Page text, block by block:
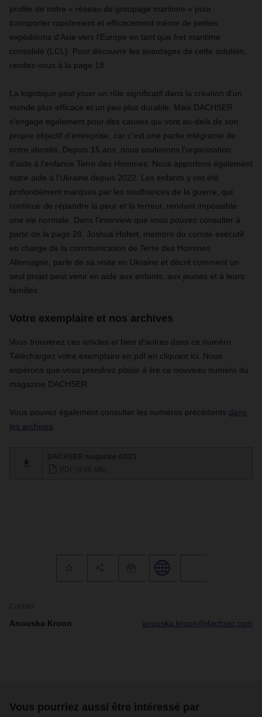
profite de notre « réseau de groupage maritime » pour
transporter rapidement et efficacement même de petites
expéditions d'Asie vers l'Europe en tant que fret maritime
consolidé (LCL). Pour découvrir les avantages de cette solution,
rendez-vous à la page 18.
La logistique peut jouer un rôle significatif dans la création d'un
monde plus efficace et un peu plus durable. Mais DACHSER
s'engage également pour des causes qui vont au-delà de son
propre objectif d'entreprise, car c'est une partie intégrante de
notre identité. Depuis 15 ans, nous soutenons l'organisation
d'aide à l'enfance Terre des Hommes. Nous apportons également
notre aide à l’Ukraine depuis 2022. Les enfants y ont été
profondément marqués par les souffrances de la guerre, qui
continue de répandre la peur et la terreur, rendant impossible
une vie normale. Dans l'interview que vous pouvez consulter à
partir de la page 28, Joshua Hofert, membre du comité exécutif
en charge de la communication de Terre des Hommes
Allemagne, parle de sa visite en Ukraine et décrit comment un
seul projet peut venir en aide aux enfants, aux jeunes et à leurs
familles.
Votre exemplaire et nos archives
Vous trouverez ces articles et bien d'autres dans ce numéro.
Téléchargez votre exemplaire en pdf en cliquant ici. Nous
espérons que vous prendrez plaisir à lire ce nouveau numéro du
magazine DACHSER.
Vous pouvez également consulter les numéros précédents dans
les archives
Contact
Anouska Kroon anouska.kroon@dachser.com
Vous pourriez aussi être intéressé par